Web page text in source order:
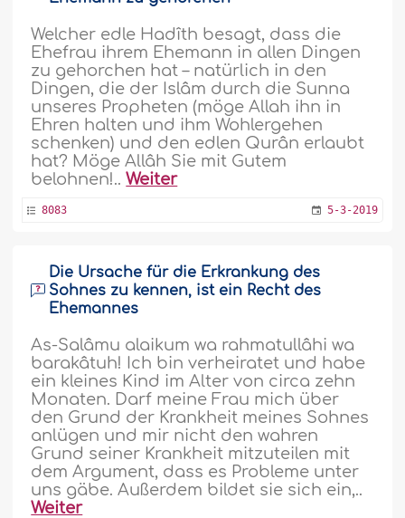
Welcher edle Hadîth besagt, dass die
Ehefrau ihrem Ehemann in allen Dingen
zu gehorchen hat – natürlich in den
Dingen, die der Islâm durch die Sunna
unseres Propheten (möge Allah ihn in
Ehren halten und ihm Wohlergehen
schenken) und den edlen Qurân erlaubt
hat? Möge Allâh Sie mit Gutem
belohnen!..Weiter
8083 5-3-2019
Die Ursache für die Erkrankung des
Sohnes zu kennen, ist ein Recht des
Ehemannes
As-Salâmu alaikum wa rahmatullâhi wa
barakâtuh! Ich bin verheiratet und habe
ein kleines Kind im Alter von circa zehn
Monaten. Darf meine Frau mich über
den Grund der Krankheit meines Sohnes
anlügen und mir nicht den wahren
Grund seiner Krankheit mitzuteilen mit
dem Argument, dass es Probleme unter
uns gäbe. Außerdem bildet sie sich ein,..
Weiter